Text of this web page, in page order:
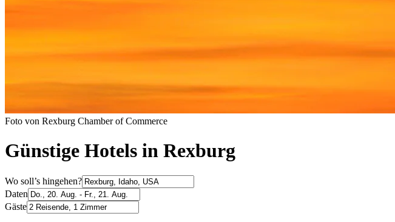
Foto von Rexburg Chamber of Commerce
Günstige Hotels in Rexburg
Wo soll’s hingehen?
Daten
Gäste